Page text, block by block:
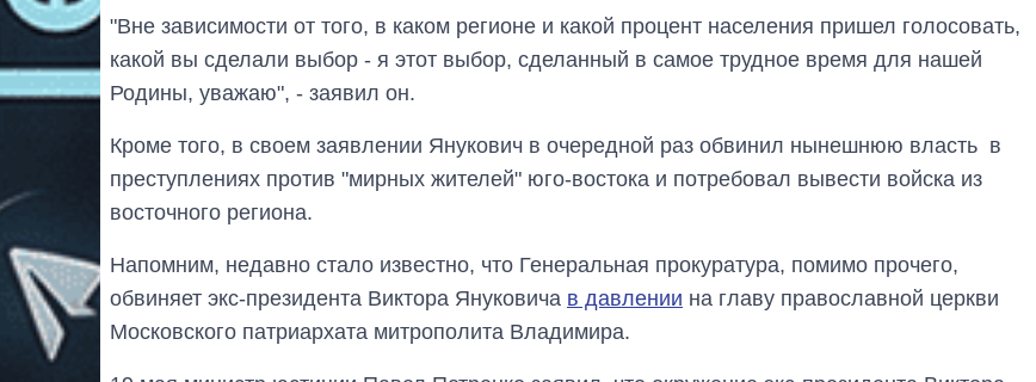
"Вне зависимости от того, в каком регионе и какой процент населения пришел голосовать,
какой вы сделали выбор - я этот выбор, сделанный в самое трудное время для нашей
Родины, уважаю", - заявил он.
Кроме того, в своем заявлении Янукович в очередной раз обвинил нынешнюю власть в
преступлениях против "мирных жителей" юго-востока и потребовал вывести войска из
восточного региона.
Напомним, недавно стало известно, что Генеральная прокуратура, помимо прочего,
обвиняет экс-президента Виктора Януковича в давлении на главу православной церкви
Московского патриархата митрополита Владимира.
картофеля
выращивали в
Украине до и во